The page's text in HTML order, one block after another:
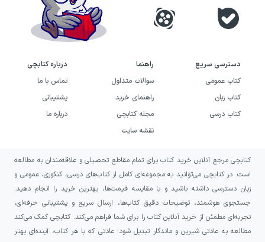
دسترسی سریع
کتاب عمومی
کتاب زبان
کتاب درسی
راهنما
سوالات متداول
راهنمای خرید
مجله کتابچی
نقشه سایت
درباره کتابچی
تماس با ما
پشتیبانی
درباره ما
کتابچی مرجع آنلاین خرید کتاب برای تمام مقاطع تحصیلی و علاقه‌مندان به مطالعه
است. در کتابچی می‌توانید به مجموعه‌ای کامل از کتاب‌های درسی، کنکوری، عمومی و
زبان دسترسی داشته باشید و با مقایسه قیمت‌ها، بهترین خرید را انجام دهید.
جستجوی هوشمند، توضیحات دقیق کتاب‌ها، ارسال سریع و پشتیبانی حرفه‌ای،
تجربه‌ای مطمئن از خرید آنلاین کتاب را برای شما فراهم می‌کند. کتابچی کمک می‌کند
مطالعه به عادتی شیرین و ماندگار تبدیل شود؛ عادتی که با هر کتاب، آینده‌ای بهتر